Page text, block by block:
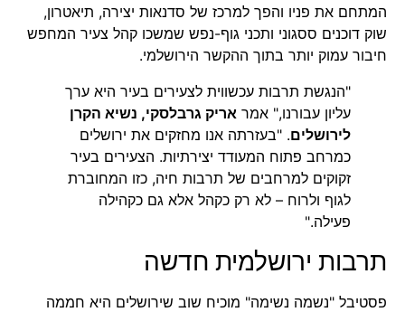
המתחם את פניו והפך למרכז של סדנאות יצירה, תיאטרון,
שוק דוכנים ססגוני ותכני גוף-נפש שמשכו קהל צעיר המחפש
חיבור עמוק יותר בתוך ההקשר הירושלמי.
"הנגשת תרבות עכשווית לצעירים בעיר היא ערך
עליון עבורנו," אמר אריק גרבלסקי, נשיא הקרן
לירושלים. "בעזרתה אנו מחזקים את ירושלים
כמרחב פתוח המעודד יצירתיות. הצעירים בעיר
זקוקים למרחבים של תרבות חיה, כזו המחוברת
לגוף ולרוח – לא רק כקהל אלא גם כקהילה
פעילה."
תרבות ירושלמית חדשה
פסטיבל "נשמה נשימה" מוכיח שוב שירושלים היא חממה